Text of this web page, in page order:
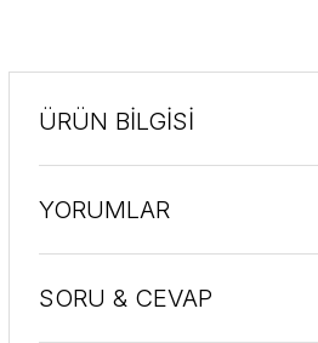
ÜRÜN BİLGİSİ
YORUMLAR
SORU & CEVAP